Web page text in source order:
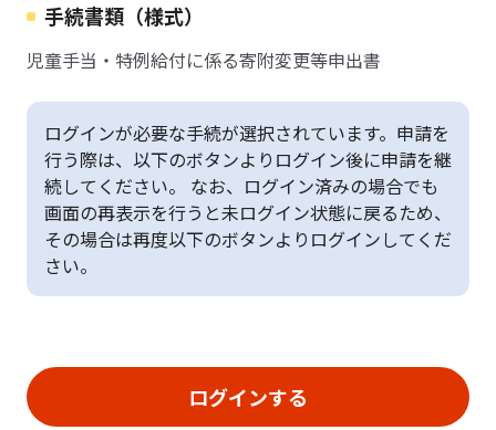
手続書類（様式）
児童手当・特例給付に係る寄附変更等申出書
ログインが必要な手続が選択されています。申請を
行う際は、以下のボタンよりログイン後に申請を継
続してください。 なお、ログイン済みの場合でも
画面の再表示を行うと未ログイン状態に戻るため、
その場合は再度以下のボタンよりログインしてくだ
さい。